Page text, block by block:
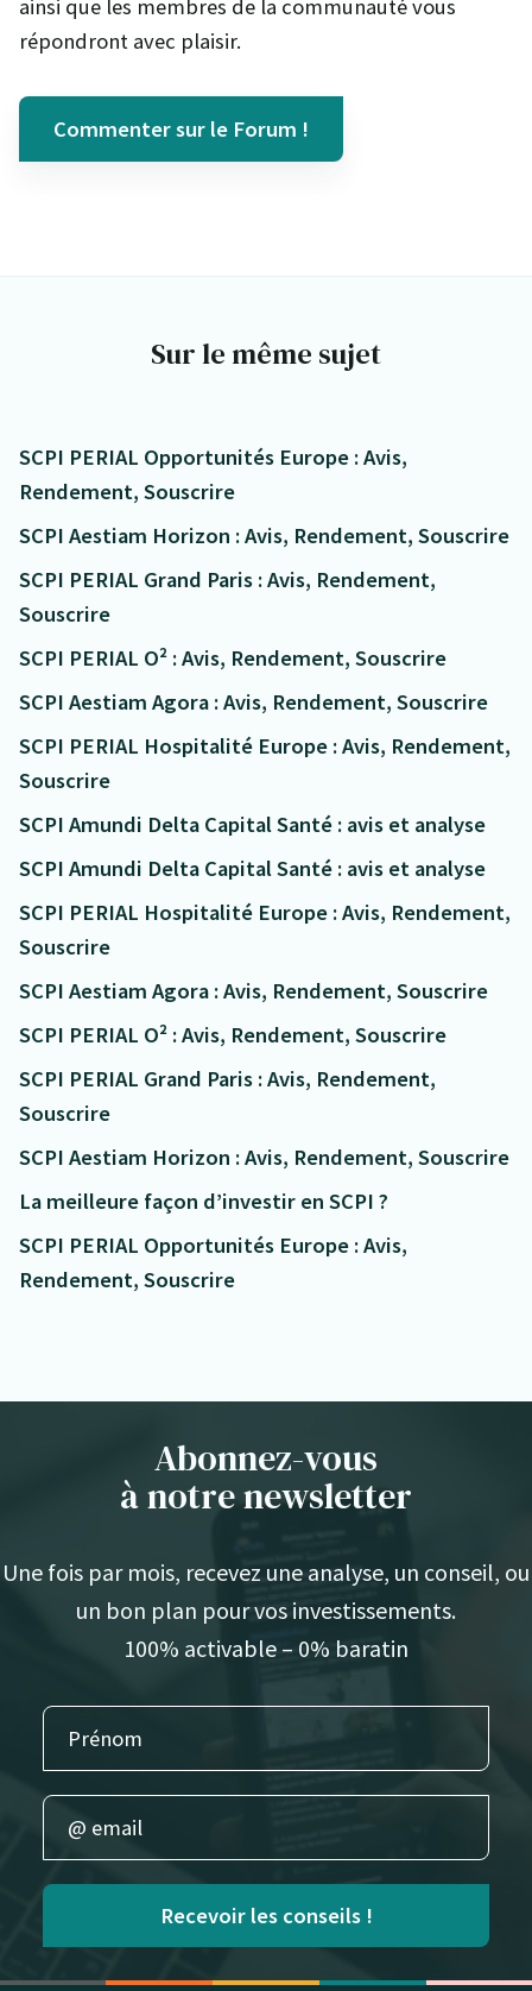
ainsi que les membres de la communauté vous
répondront avec plaisir.
Commenter sur le Forum !
Sur le même sujet
SCPI PERIAL Opportunités Europe : Avis,
Rendement, Souscrire
SCPI Aestiam Horizon : Avis, Rendement, Souscrire
SCPI PERIAL Grand Paris : Avis, Rendement,
Souscrire
SCPI PERIAL O² : Avis, Rendement, Souscrire
SCPI Aestiam Agora : Avis, Rendement, Souscrire
SCPI PERIAL Hospitalité Europe : Avis, Rendement,
Souscrire
SCPI Amundi Delta Capital Santé : avis et analyse
SCPI Amundi Delta Capital Santé : avis et analyse
SCPI PERIAL Hospitalité Europe : Avis, Rendement,
Souscrire
SCPI Aestiam Agora : Avis, Rendement, Souscrire
SCPI PERIAL O² : Avis, Rendement, Souscrire
SCPI PERIAL Grand Paris : Avis, Rendement,
Souscrire
SCPI Aestiam Horizon : Avis, Rendement, Souscrire
La meilleure façon d’investir en SCPI ?
SCPI PERIAL Opportunités Europe : Avis,
Rendement, Souscrire
Abonnez-vous
à notre newsletter
Une fois par mois, recevez une analyse, un conseil, ou
un bon plan pour vos investissements.
100% activable – 0% baratin
Recevoir les conseils !